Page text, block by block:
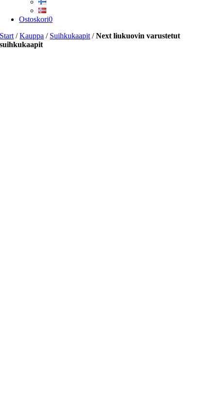
Ostoskori0
Start /Kauppa / Suihkukaapit /Next liukuovin varustetut
suihkukaapit